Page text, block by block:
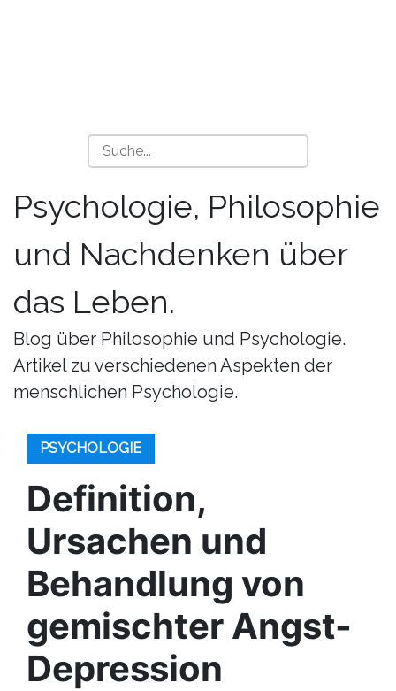
Psychologie, Philosophie
und Nachdenken über
das Leben.
Blog über Philosophie und Psychologie.
Artikel zu verschiedenen Aspekten der
menschlichen Psychologie.
PSYCHOLOGIE
Definition,
Ursachen und
Behandlung von
gemischter Angst-
Depression